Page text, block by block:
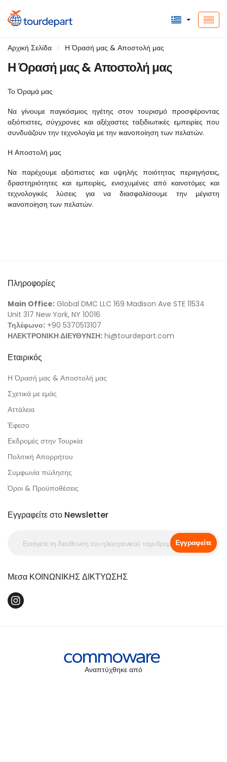
Αρχική Σελίδα Η Όρασή μας & Αποστολή μας
Η Όρασή μας & Αποστολή μας
Το Όραμά μας
Να γίνουμε παγκόσμιος ηγέτης στον τουρισμό προσφέροντας
αξιόπιστες, σύγχρονες και αξέχαστες ταξιδιωτικές εμπειρίες που
συνδυάζουν την τεχνολογία με την ικανοποίηση των πελατών.
Η Αποστολή μας
Να παρέχουμε αξιόπιστες και υψηλής ποιότητας περιηγήσεις,
δραστηριότητες και εμπειρίες, ενισχυμένες από καινοτόμες και
τεχνολογικές λύσεις για να διασφαλίσουμε την μέγιστη
ικανοποίηση των πελατών.
Πληροφορίες
Main Office: Global DMC LLC 169 Madison Ave STE 11534
Unit 317 New York, NY 10016
Τηλέφωνο: +90 5370513107
ΗΛΕΚΤΡΟΝΙΚΗ ΔΙΕΥΘΥΝΣΗ: hi@tourdepart.com
Εταιρικός
Η Όρασή μας & Αποστολή μας
Σχετικά με εμάς
Αττάλεια
Έφεσο
Εκδρομές στην Τουρκία
Πολιτική Απορρήτου
Συμφωνία πώλησης
Όροι & Προϋποθέσεις
Εγγραφείτε στο Newsletter
Εγγραφείτε
Μεσα ΚΟΙΝΩΝΙΚΗΣ ΔΙΚΤΥΩΣΗΣ
Αναπτύχθηκε από